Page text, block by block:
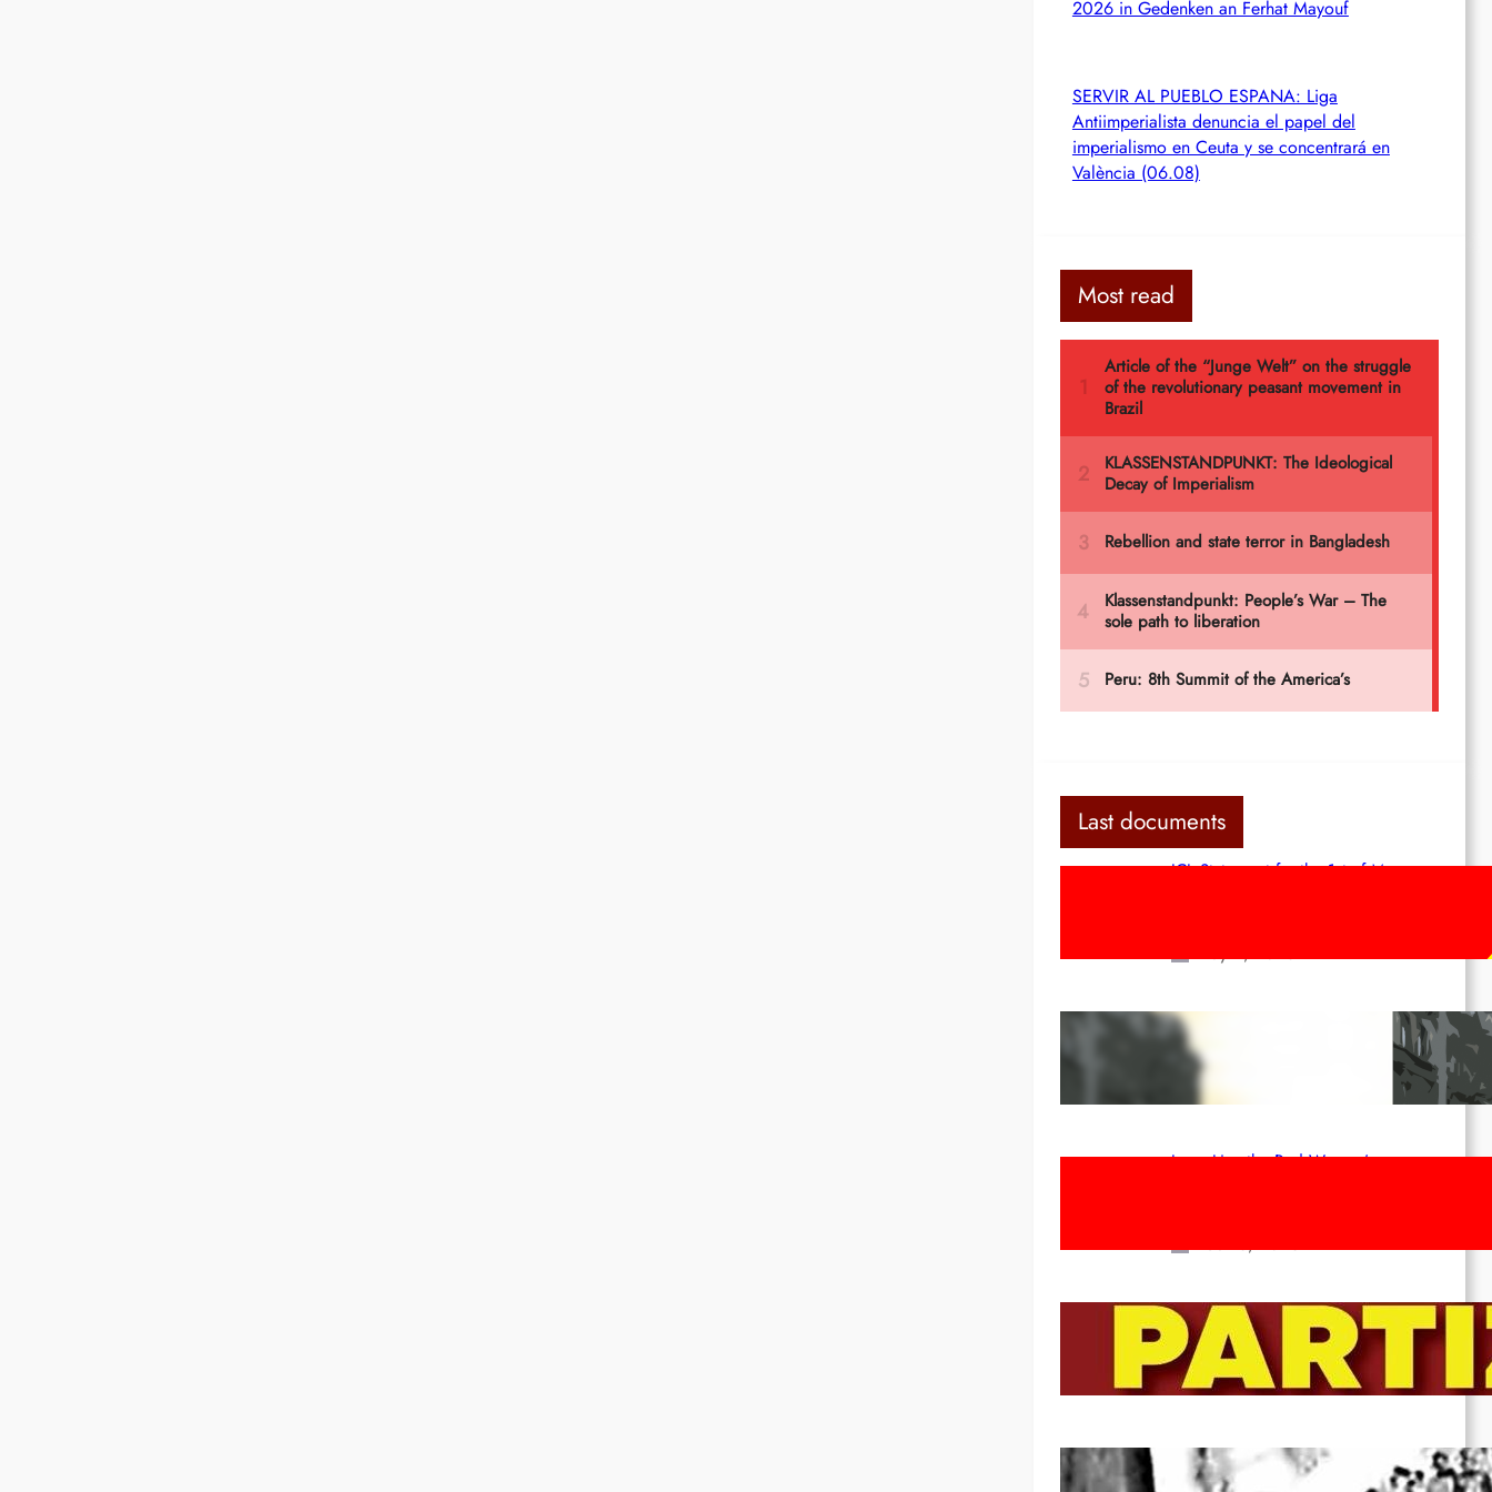
2026 in Gedenken an Ferhat Mayouf
SERVIR AL PUEBLO ESPANA: Liga
Antiimperialista denuncia el papel del
imperialismo en Ceuta y se concentrará en
València (06.08)
Most read
Last documents
ICL Statement for the 1st of May:
Red League: To the streets for the
1st of May!
Long Live the Red Women’s
To the Streets for the Luxemburg-
Liebknecht-Lenin-March in 2026!
Dec 20, 2025
Pre-publication of Class-Position
#22*